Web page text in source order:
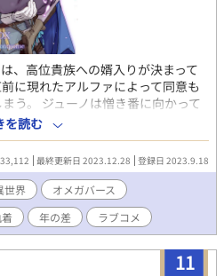
、高位貴族への婿入りが決まって
に現れたアルファによって同意も
う。 ジューノは憎き番に向かって
ぁぁ！」 安定した生活を手に入れ
たいどうなる！？ 不器用騎士アル
日間１位、週間２位を記録した作
メガバースも独自の解釈を含みま
だけると幸いです。 表紙イラスト
に描いていただきました。
を読む
最終更新日 2023.12.28 登録日 2023.9.18
世界
オメガバース
年の差 ラブコメ
11